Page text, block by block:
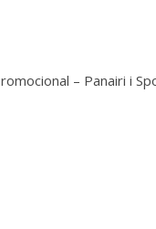
– Panairi i